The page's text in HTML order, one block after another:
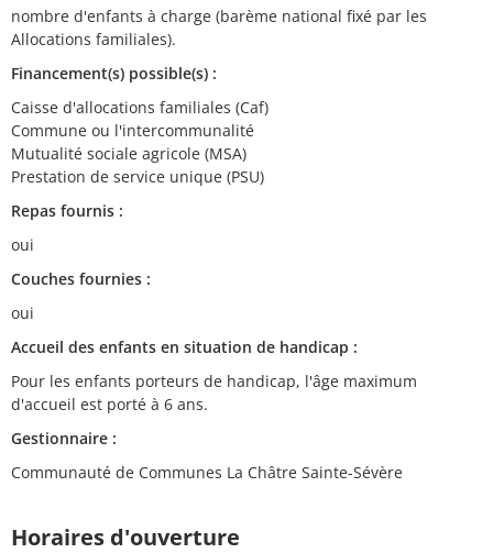
nombre d'enfants à charge (barème national fixé par les
Allocations familiales).
Financement(s) possible(s) :
Caisse d'allocations familiales (Caf)
Commune ou l'intercommunalité
Mutualité sociale agricole (MSA)
Prestation de service unique (PSU)
Repas fournis :
oui
Couches fournies :
oui
Accueil des enfants en situation de handicap :
Pour les enfants porteurs de handicap, l'âge maximum
d'accueil est porté à 6 ans.
Gestionnaire :
Communauté de Communes La Châtre Sainte-Sévère
Horaires d'ouverture